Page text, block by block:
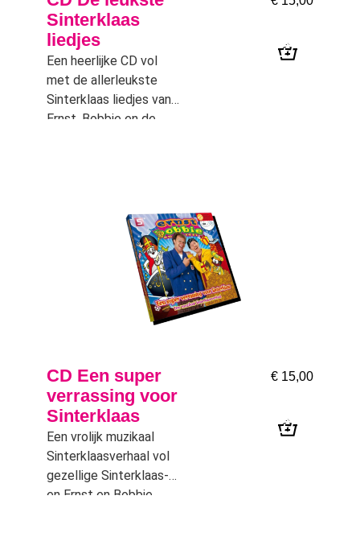
Sinterklaas
liedjes
Een heerlijke CD vol
met de allerleukste
Sinterklaas liedjes van
Ernst, Bobbie en de
CD Een super
verrassing voor
Sinterklaas
Een vrolijk muzikaal
Sinterklaasverhaal vol
gezellige Sinterklaas-
en Ernst en Bobbie
€ 15,00